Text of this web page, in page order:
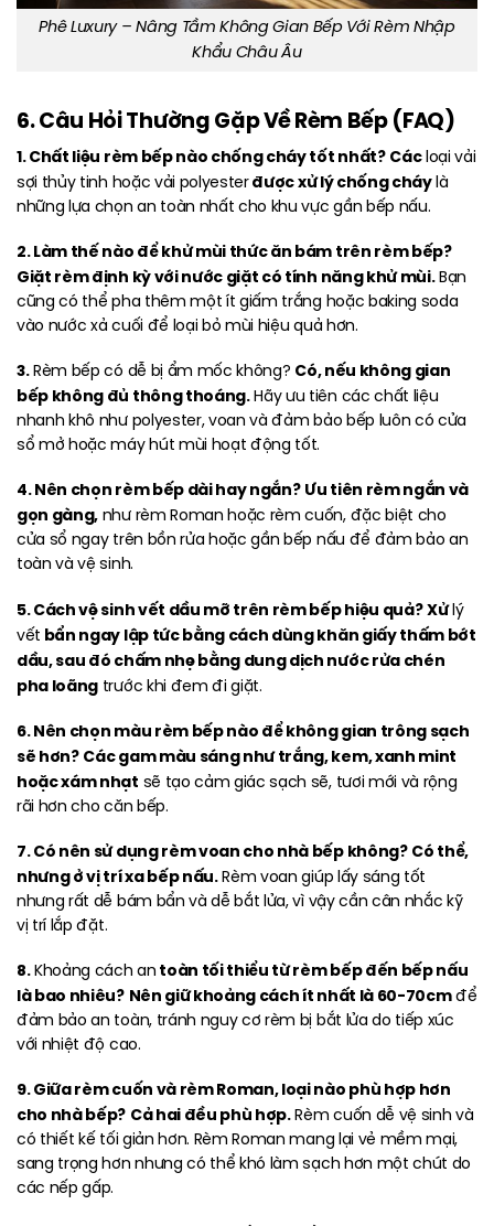
Phê Luxury – Nâng Tầm Không Gian Bếp Với Rèm Nhập
Khẩu Châu Âu
6. Câu Hỏi Thường Gặp Về Rèm Bếp (FAQ)
1. Chất liệu rèm bếp nào chống cháy tốt nhất?Cácloại vải
sợi thủy tinh hoặc vải polyesterđược xử lý chống cháylà
những lựa chọn an toàn nhất cho khu vực gần bếp nấu.
2. Làm thế nào để khử mùi thức ăn bám trên rèm bếp?
Giặt rèm định kỳ với nước giặt có tính năng khử mùi.Bạn
cũng có thể pha thêm một ít giấm trắng hoặc baking soda
vào nước xả cuối để loại bỏ mùi hiệu quả hơn.
3.Rèm bếp có dễ bị ẩm mốc không? Có, nếu không gian
bếp không đủ thông thoáng.Hãy ưu tiên các chất liệu
nhanh khô như polyester, voan và đảm bảo bếp luôn có cửa
sổ mở hoặc máy hút mùi hoạt động tốt.
4. Nên chọn rèm bếp dài hay ngắn? Ưu tiên rèm ngắn và
gọn gàng,như rèm Roman hoặc rèm cuốn, đặc biệt cho
cửa sổ ngay trên bồn rửa hoặc gần bếp nấu để đảm bảo an
toàn và vệ sinh.
5. Cách vệ sinh vết dầu mỡ trên rèm bếp hiệu quả?Xửlý
vết bẩn ngay lập tức bằng cách dùng khăn giấy thấm bớt
dầu, sau đó chấm nhẹ bằng dung dịch nước rửa chén
pha loãng trước khi đem đi giặt.
6. Nên chọn màu rèm bếp nào để không gian trông sạch
sẽ hơn?Các gam màu sáng như trắng, kem, xanh mint
hoặc xám nhạt sẽ tạo cảm giác sạch sẽ, tươi mới và rộng
rãi hơn cho căn bếp.
7. Có nên sử dụng rèm voan cho nhà bếp không?Có thể,
nhưng ở vị trí xa bếp nấu.Rèm voan giúp lấy sáng tốt
nhưng rất dễ bám bẩn và dễ bắt lửa, vì vậy cần cân nhắc kỹ
vị trí lắp đặt.
8.Khoảng cách antoàn tối thiểu từ rèm bếp đến bếp nấu
là bao nhiêu? Nên giữ khoảng cách ít nhất là 60-70cmđể
đảm bảo an toàn, tránh nguy cơ rèm bị bắt lửa do tiếp xúc
với nhiệt độ cao.
9. Giữa rèm cuốn và rèm Roman, loại nào phù hợp hơn
cho nhà bếp? Cả hai đều phù hợp.Rèm cuốn dễ vệ sinh và
có thiết kế tối giản hơn. Rèm Roman mang lại vẻ mềm mại,
sang trọng hơn nhưng có thể khó làm sạch hơn một chút do
các nếp gấp.